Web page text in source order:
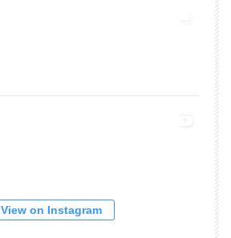
View on Instagram